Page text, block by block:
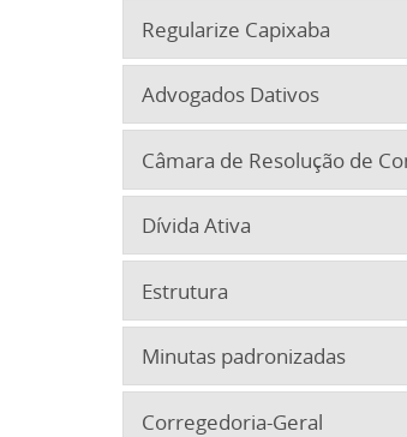
Regularize Capixaba
Advogados Dativos
Câmara de Resolução de
Dívida Ativa
Estrutura
Minutas padronizadas
Corregedoria-Geral